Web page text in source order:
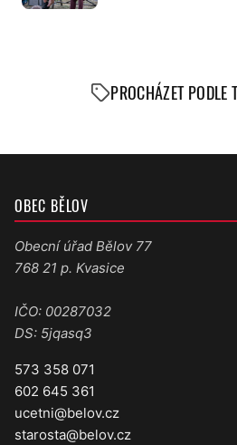
PROCHÁZET PODLE
OBEC BĚLOV
Obecní úřad Bělov 77
768 21 p. Kvasice
IČO: 00287032
DS: 5jqasq3
573 358 071
602 645 361
ucetni@belov.cz
starosta@belov.cz